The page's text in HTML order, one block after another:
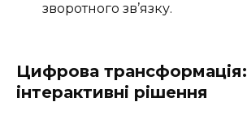
зворотного зв’язку.
Цифрова трансформація:
інтерактивні рішення